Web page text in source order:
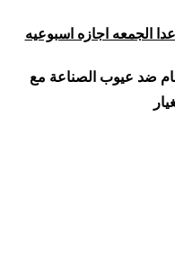
الجمعه اجازه اسبوعيه
ضد عيوب الصناعة مع